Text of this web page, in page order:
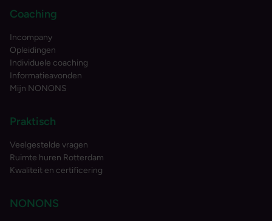
Coaching
Incompany
Opleidingen
Individuele coaching
Informatieavonden
Mijn NONONS
Praktisch
Veelgestelde vragen
Ruimte huren Rotterdam
Kwaliteit en certificering
NONONS